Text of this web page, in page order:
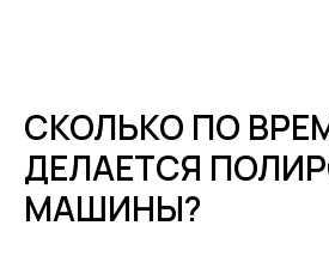
СКОЛЬКО ПО
ДЕЛАЕТСЯ
МАШИНЫ?